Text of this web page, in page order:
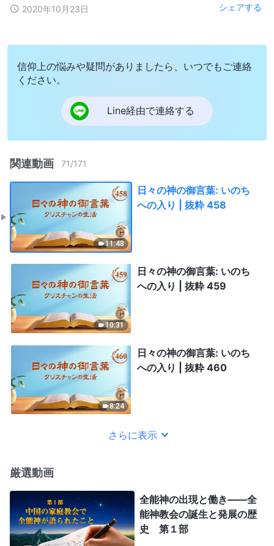
2020年10月23日 シェアする
信仰上の悩みや疑問がありましたら、いつでもご連絡
ください。
Line経由で連絡する
関連動画 71/171
11:48
日々の神の御言葉: いのち
への入り | 抜粋 458
10:31
日々の神の御言葉: いのち
への入り | 抜粋 459
8:24
日々の神の御言葉: いのち
への入り | 抜粋 460
さらに表示
厳選動画
全能神の出現と働き——全
能神教会の誕生と発展の歴
史 第１部